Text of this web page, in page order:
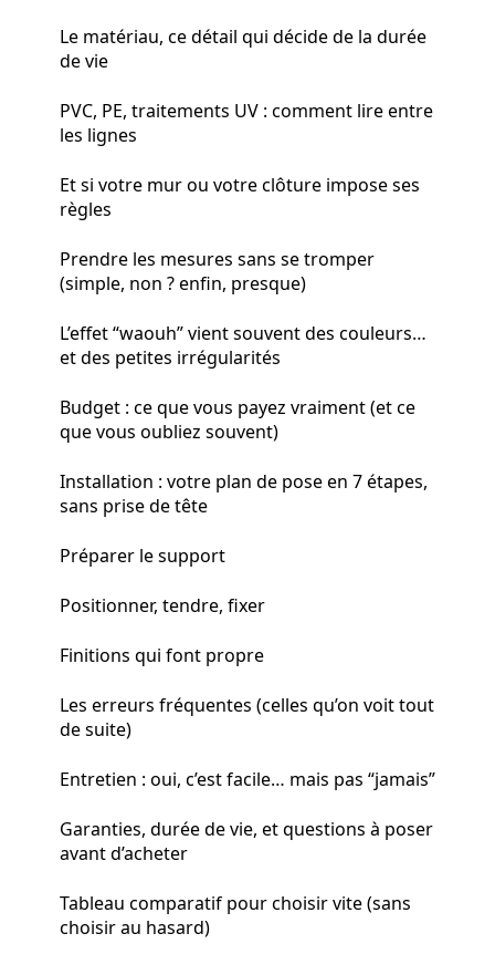
Le matériau, ce détail qui décide de la durée
de vie
PVC, PE, traitements UV : comment lire entre
les lignes
Et si votre mur ou votre clôture impose ses
règles
Prendre les mesures sans se tromper
(simple, non ? enfin, presque)
L’effet “waouh” vient souvent des couleurs…
et des petites irrégularités
Budget : ce que vous payez vraiment (et ce
que vous oubliez souvent)
Installation : votre plan de pose en 7 étapes,
sans prise de tête
Préparer le support
Positionner, tendre, fixer
Finitions qui font propre
Les erreurs fréquentes (celles qu’on voit tout
de suite)
Entretien : oui, c’est facile… mais pas “jamais”
Garanties, durée de vie, et questions à poser
avant d’acheter
Tableau comparatif pour choisir vite (sans
choisir au hasard)